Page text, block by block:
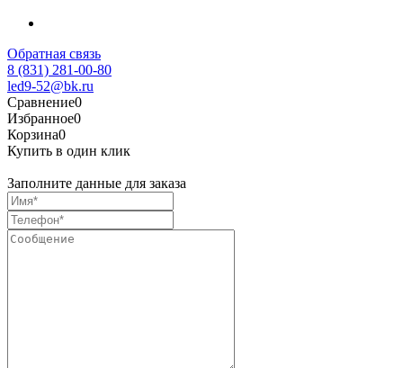
Обратная связь
8 (831) 281-00-80
led9-52@bk.ru
Сравнение0
Избранное0
Корзина0
Купить в один клик
Заполните данные для заказа